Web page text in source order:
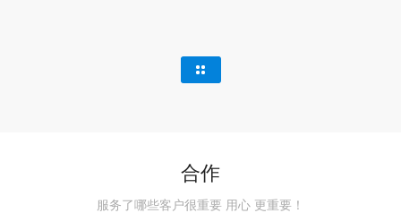
合作
服务了哪些客户很重要 用心 更重要！